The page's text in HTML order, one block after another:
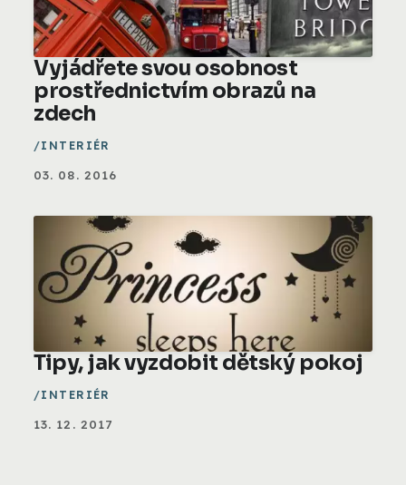
Vyjádřete svou osobnost
prostřednictvím obrazů na
zdech
INTERIÉR
03. 08. 2016
Tipy, jak vyzdobit dětský pokoj
INTERIÉR
13. 12. 2017